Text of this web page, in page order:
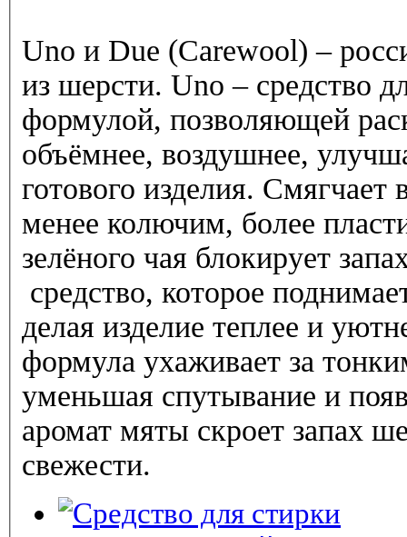
Uno и Due (Carewool) –
из шерсти. Uno – средство
формулой, позволяющей
объёмнее, воздушнее,
готового изделия. Смягчает
менее колючим, более
зелёного чая блокирует
средство, которое
делая изделие теплее и
формула ухаживает за
уменьшая спутывание и
аромат мяты скроет запах
свежести.